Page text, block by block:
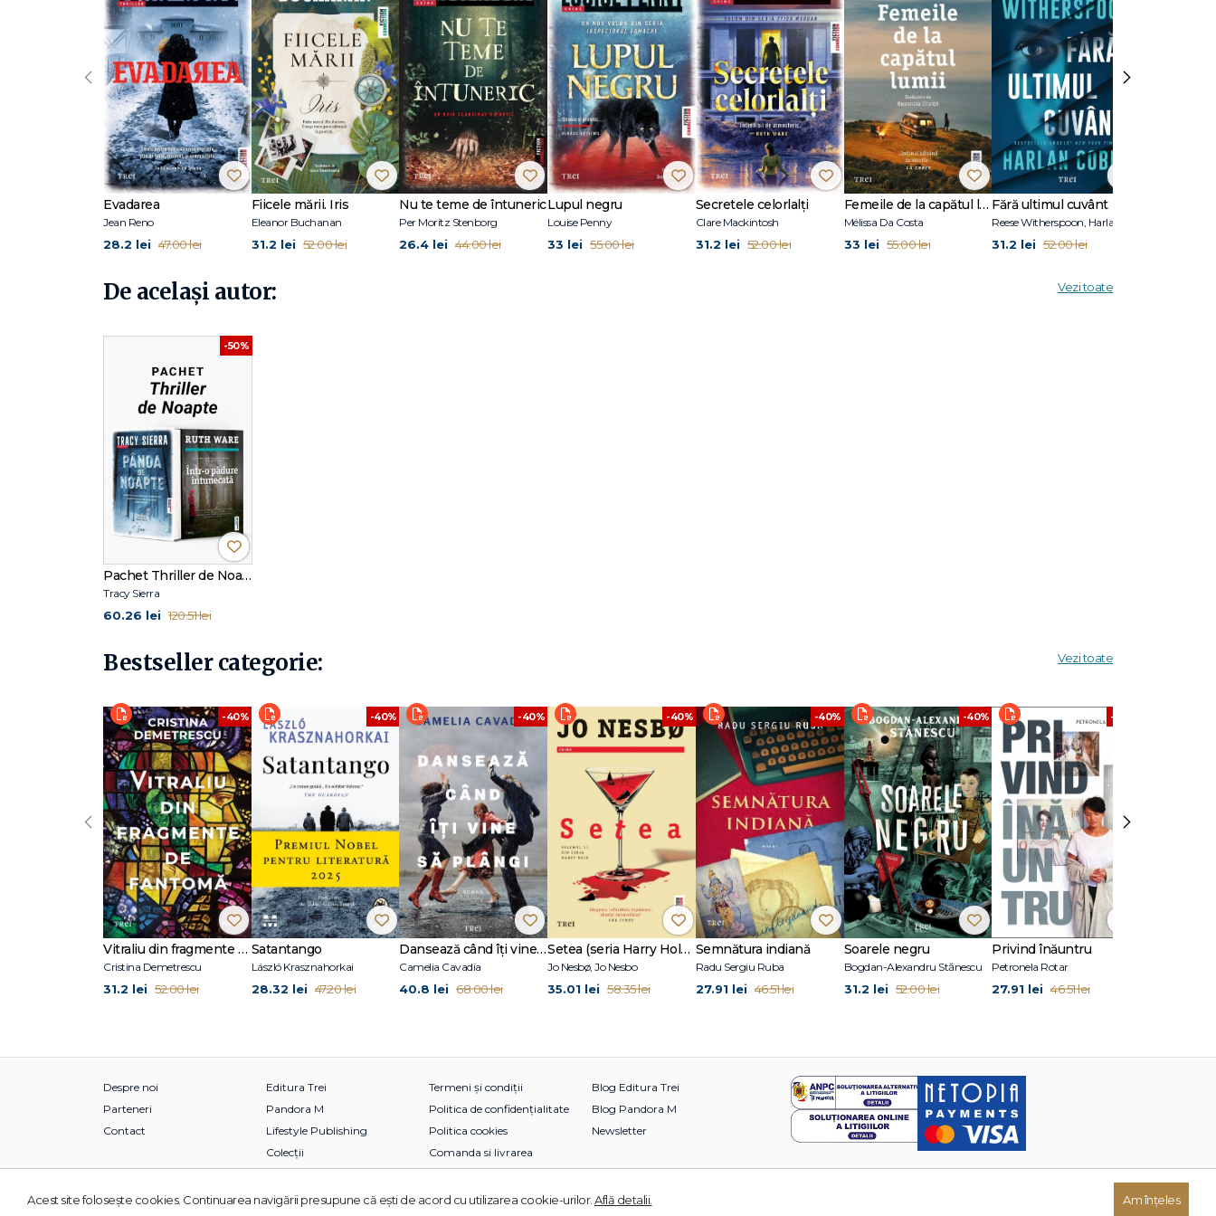
fost subestimată de bărbați puternici. Cireașa de pe tort este finalul superb, surprinzător și inevitabil. - PUBLISHERS WEEKLY TRACY SIERRA
s-a născut și a copilărit în munții din Colorado. Este avocat și locuiește în New England, într-o veche casă colonială, unde are propria cameră
secretă. Când nu scrie, își petrece timpul cu soțul ei și cei doi copii. Pânda de noapte este romanul său de debut și a fost selectat pentru
Fallon Book Club, inițiat de moderatorul TV Jimmy Fallon.
Evadarea
Jean Reno
28.2 lei 47.00 lei
Fiicele mării. Iris
Eleanor Buchanan
31.2 lei 52.00 lei
Nu te teme de întuneric
Per Moritz Stenborg
26.4 lei 44.00 lei
Lupul negru
Louise Penny
33 lei 55.00 lei
Secretele celorlalți
Clare Mackintosh
31.2 lei 52.00 lei
Femeile de la capătul lumii
Mélissa Da Costa
33 lei 55.00 lei
Fără ultimul cuvânt
31.2 lei 52.00 lei
‹ ›
De același autor: Vezi toate
-50%
Pachet Thriller de Noapte
Tracy Sierra
60.26 lei 120.51 lei
Bestseller categorie: Vezi toate
-40%
Vitraliu din fragmente de fantomă
Cristina Demetrescu
31.2 lei 52.00 lei
-40%
Satantango
László Krasznahorkai
28.32 lei 47.20 lei
-40%
Dansează când îți vine să plângi
Camelia Cavadia
40.8 lei 68.00 lei
-40%
Setea (seria Harry Hole, vol. 11)
Jo Nesbø, Jo Nesbo
35.01 lei 58.35 lei
-40%
Semnătura indiană
Radu Sergiu Ruba
27.91 lei 46.51 lei
-40%
Soarele negru
Bogdan-Alexandru Stănescu
31.2 lei 52.00 lei
-40%
Privind înăuntru
Petronela Rotar
27.91 lei 46.51 lei
‹ ›
Despre noi
Parteneri
Contact
Editura Trei
Pandora M
Lifestyle Publishing
Colecții
Termeni și condiții
Politica de confidențialitate
Politica cookies
Comanda si livrarea
Blog Editura Trei
Blog Pandora M
Newsletter
© 2026 Grupul Editorial TREI. Toate drepturile rezervate.
Acest site foloseşte cookies. Continuarea navigării presupune că eşti de acord cu utilizarea cookie-urilor. Află detalii. Am înțeles